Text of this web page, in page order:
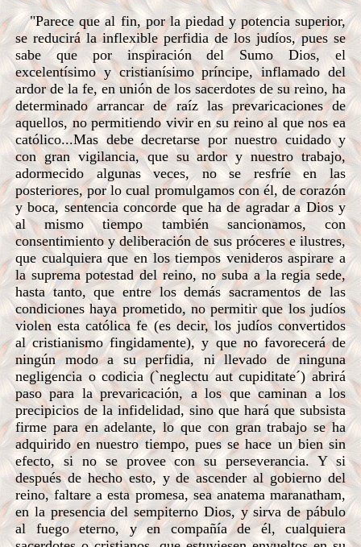
"Parece que al fin, por la piedad y potencia superior,
se reducirá la inflexible perfidia de los judíos, pues se
sabe que por inspiración del Sumo Dios, el
excelentísimo y cristianísimo príncipe, inflamado del
ardor de la fe, en unión de los sacerdotes de su reino, ha
determinado arrancar de raíz las prevaricaciones de
aquellos, no permitiendo vivir en su reino al que nos ea
católico...Mas debe decretarse por nuestro cuidado y
con gran vigilancia, que su ardor y nuestro trabajo,
adormecido algunas veces, no se resfríe en las
posteriores, por lo cual promulgamos con él, de corazón
y boca, sentencia concorde que ha de agradar a Dios y
al mismo tiempo también sancionamos, con
consentimiento y deliberación de sus próceres e ilustres,
que cualquiera que en los tiempos venideros aspirare a
la suprema potestad del reino, no suba a la regia sede,
hasta tanto, que entre los demás sacramentos de las
condiciones haya prometido, no permitir que los judíos
violen esta católica fe (es decir, los judíos convertidos
al cristianismo fingidamente), y que no favorecerá de
ningún modo a su perfidia, ni llevado de ninguna
negligencia o codicia (`neglectu aut cupiditate´) abrirá
paso para la prevaricación, a los que caminan a los
precipicios de la infidelidad, sino que hará que subsista
firme para en adelante, lo que con gran trabajo se ha
adquirido en nuestro tiempo, pues se hace un bien sin
efecto, si no se provee con su perseverancia. Y si
después de hecho esto, y de ascender al gobierno del
reino, faltare a esta promesa, sea anatema maranatham,
en la presencia del sempiterno Dios, y sirva de pábulo
al fuego eterno, y en compañía de él, cualquiera